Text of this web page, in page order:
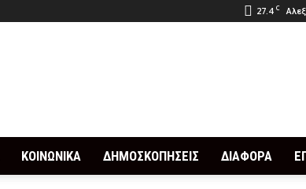
27.4 C
ΚΟΙΝΩΝΙΚΑ ΔΗΜΟΣΚΟΠΗΣΕΙΣ ΔΙΑΦΟΡΑ